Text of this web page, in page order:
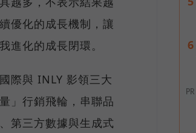
優化的成長機制，讓
進化的成長閉環。
際與 INLY 影領三大
」行銷飛輪，串聯品
第三方數據與生成式
6
PR